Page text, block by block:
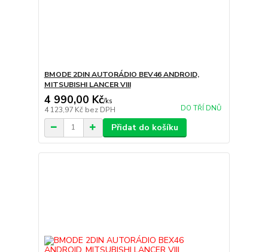
BMODE 2DIN AUTORÁDIO BEV46 ANDROID,
MITSUBISHI LANCER VIII
4 990,00 Kč/ks
4 123,97 Kč bez DPH DO TŘÍ DNŮ
Přidat do košíku